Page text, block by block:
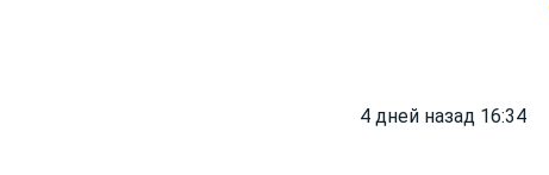
4 дней назад 16:34